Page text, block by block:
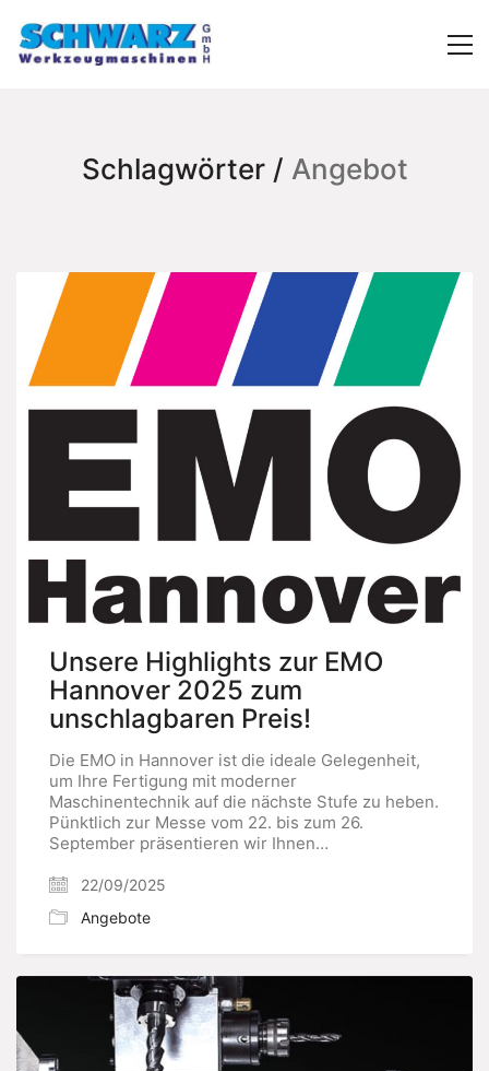
Schlagwörter / Angebot
Unsere Highlights zur EMO
Hannover 2025 zum
unschlagbaren Preis!
Die EMO in Hannover ist die ideale Gelegenheit,
um Ihre Fertigung mit moderner
Maschinentechnik auf die nächste Stufe zu heben.
Pünktlich zur Messe vom 22. bis zum 26.
September präsentieren wir Ihnen…
22/09/2025
Angebote